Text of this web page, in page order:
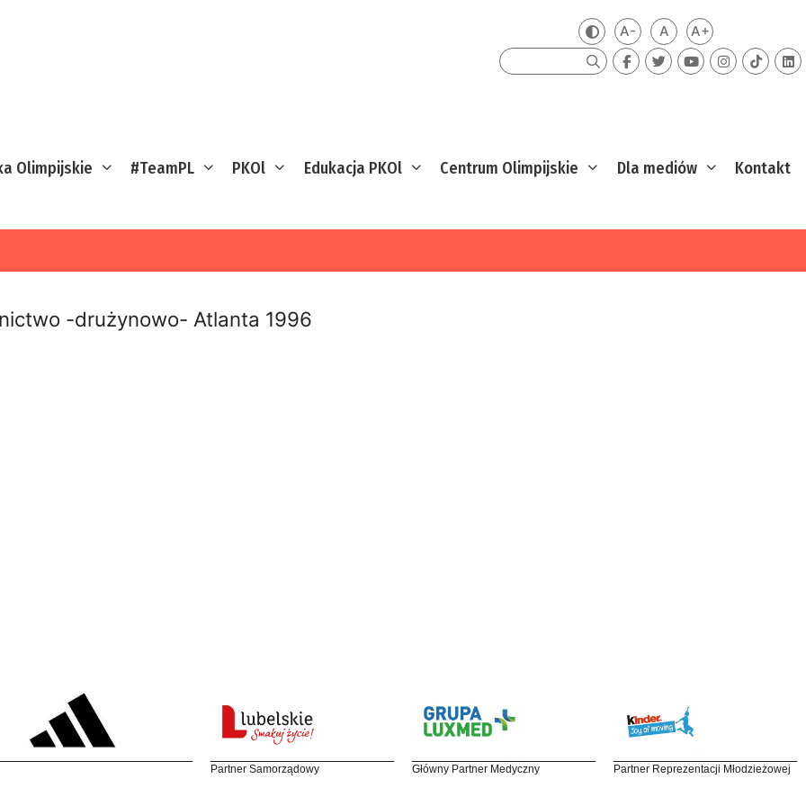
Zmień kontrast
A-Mniejsza czcionka
ADomyślna czcionka
A+Większa
Szukaj
Olimpijskie #TeamPL PKOl Edukacja PKOl Centrum Olimpijskie Dla mediów Kontakt
-drużynowo- Atlanta 1996
Partner Samorządowy Główny Partner Medyczny Partner Reprezentacji Młodzieżowej